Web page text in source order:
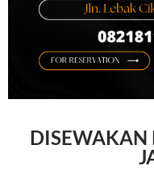
DISEWAKAN